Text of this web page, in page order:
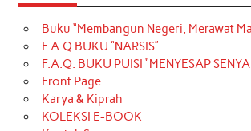
e
b
o
o
k
t
a
g
r
a
T
o
k
t
e
r
k
e
d
t
t
e
T
u
b
Buku “Membangun Negeri, Merawat
F.A.Q BUKU “NARSIS”
F.A.Q. BUKU PUISI “MENYESAP
Front Page
Karya & Kiprah
KOLEKSI E-BOOK